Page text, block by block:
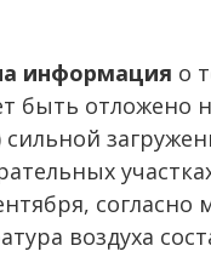
информация о
быть отложено
воздуха